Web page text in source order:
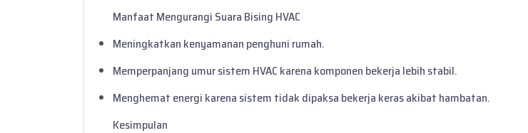
Manfaat Mengurangi Suara Bising HVAC
Meningkatkan kenyamanan penghuni rumah.
Memperpanjang umur sistem HVAC karena komponen bekerja lebih stabil.
Menghemat energi karena sistem tidak dipaksa bekerja keras akibat hambatan.
Kesimpulan